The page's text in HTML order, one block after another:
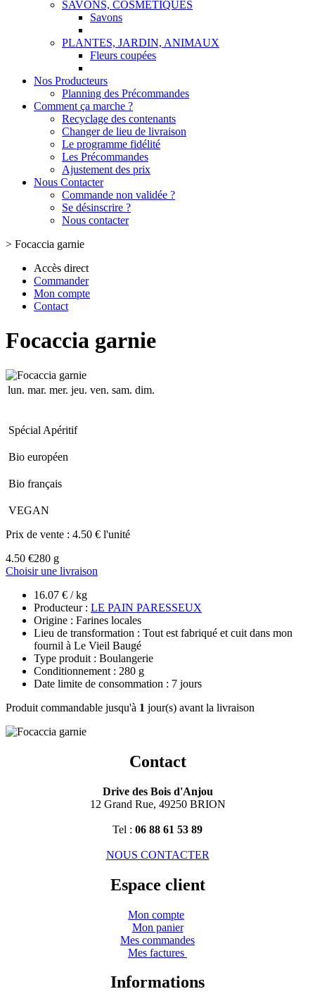
SAVONS, COSMETIQUES
Savons
PLANTES, JARDIN, ANIMAUX
Fleurs coupées
Nos Producteurs
Planning des Précommandes
Comment ça marche ?
Recyclage des contenants
Changer de lieu de livraison
Le programme fidélité
Les Précommandes
Ajustement des prix
Nous Contacter
Commande non validée ?
Se désinscrire ?
Nous contacter
> Focaccia garnie
Accès direct
Commander
Mon compte
Contact
Focaccia garnie
lun. mar. mer. jeu. ven. sam. dim.
Spécial Apéritif
Bio européen
Bio français
VEGAN
Prix de vente : 4.50 € l'unité
4.50 €280 g
Choisir une livraison
16.07 € / kg
Producteur : LE PAIN PARESSEUX
Origine : Farines locales
Lieu de transformation : Tout est fabriqué et cuit dans mon
fournil à Le Vieil Baugé
Type produit : Boulangerie
Conditionnement : 280 g
Date limite de consommation : 7 jours
Produit commandable jusqu'à 1 jour(s) avant la livraison
Contact
Drive des Bois d'Anjou
12 Grand Rue, 49250 BRION
Tel : 06 88 61 53 89
NOUS CONTACTER
Espace client
Mon compte
Mon panier
Mes commandes
Mes factures
Informations